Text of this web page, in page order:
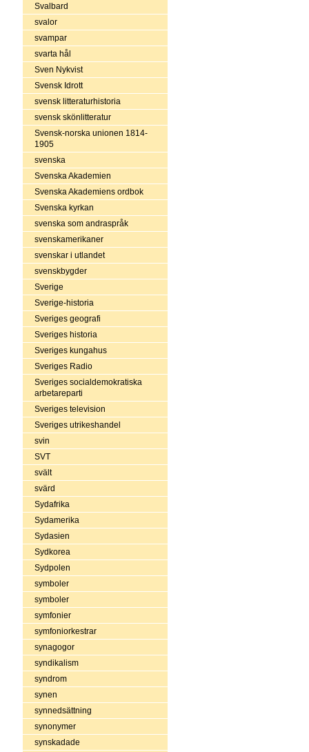
Svalbard
svalor
svampar
svarta hål
Sven Nykvist
Svensk Idrott
svensk litteraturhistoria
svensk skönlitteratur
Svensk-norska unionen 1814-
1905
svenska
Svenska Akademien
Svenska Akademiens ordbok
Svenska kyrkan
svenska som andraspråk
svenskamerikaner
svenskar i utlandet
svenskbygder
Sverige
Sverige-historia
Sveriges geografi
Sveriges historia
Sveriges kungahus
Sveriges Radio
Sveriges socialdemokratiska
arbetareparti
Sveriges television
Sveriges utrikeshandel
svin
SVT
svält
svärd
Sydafrika
Sydamerika
Sydasien
Sydkorea
Sydpolen
symboler
symboler
symfonier
symfoniorkestrar
synagogor
syndikalism
syndrom
synen
synnedsättning
synonymer
synskadade